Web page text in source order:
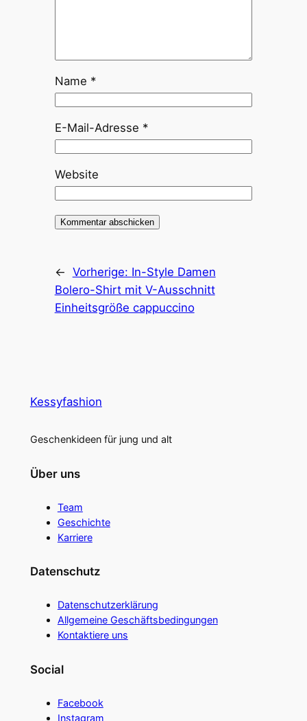
Name *
E-Mail-Adresse *
Website
← Vorherige: In-Style Damen
Bolero-Shirt mit V-Ausschnitt
Einheitsgröße cappuccino
Kessyfashion
Geschenkideen für jung und alt
Über uns
Team
Geschichte
Karriere
Datenschutz
Datenschutzerklärung
Allgemeine Geschäftsbedingungen
Kontaktiere uns
Social
Facebook
Instagram